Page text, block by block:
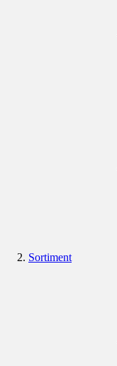
Sortiment